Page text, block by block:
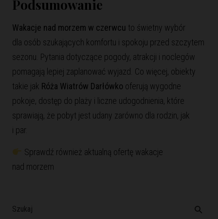
Podsumowanie
Wakacje nad morzem w czerwcu to świetny wybór
dla osób szukających komfortu i spokoju przed szczytem
sezonu. Pytania dotyczące pogody, atrakcji i noclegów
pomagają lepiej zaplanować wyjazd . Co więcej, obiekty
takie jak Róża Wiatrów Darłówko oferują wygodne
pokoje, dostęp do plaży i liczne udogodnienia, które
sprawiają, że pobyt jest udany zarówno dla rodzin, jak
i par.
Sprawdź również aktualną ofertę wakacje
nad morzem